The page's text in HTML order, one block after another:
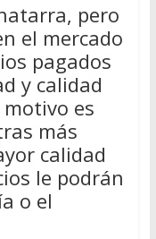
pero
el mercado
pagados
y calidad
es
más
calidad
le podrán
o el